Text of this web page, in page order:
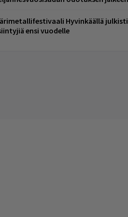
Hyvinkäällä julkisti
ensi vuodelle